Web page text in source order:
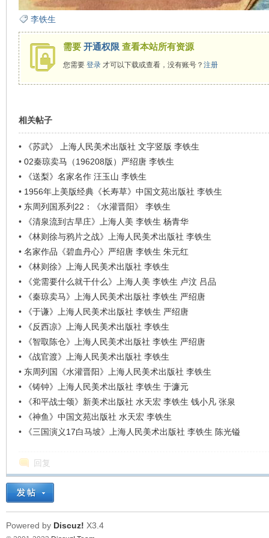
李铁生
需要 开通权限 查看本站所有资源
您需要 登录才可以下载或查看，没有账号？ 注册
相关帖子
•
《苏武》 上海人民美术出版社 文字竖版 李铁生
• 02秦琼卖马（196208版）严绍唐 李铁生
•
《送梨》名家名作 汪玉山 李铁生
• 1956年上美版经典《长寿草》中国文苑出版社 李铁生
• 东周列国系列22：《水灌晋阳》 李铁生
•
《清泉流到古旱庄》上海人美 李铁生 杨青华
•
《林则徐与鸦片之战》上海人民美术出版社 李铁生
• 名家作品《碧血丹心》严绍唐 李铁生 朱元红
•
《林则徐》上海人民美术出版社 李铁生
•
《党需要什么就干什么》上海人美 李铁生 卢汶 吕品
•
《秦琼卖马》上海人民美术出版社 李铁生 严绍唐
•
《于谦》上海人民美术出版社 李铁生 严绍唐
•
《反西凉》上海人民美术出版社 李铁生
•
《智取陈仓》上海人民美术出版社 李铁生 严绍唐
•
《战官渡》上海人民美术出版社 李铁生
• 东周列国《水灌晋阳》上海人民美术出版社 李铁生
•
《铸钟》上海人民美术出版社 李铁生 于濂元
•
《和平战士颂》新美术出版社 水天宏 李铁生 钱小凡 张泉
•
《神鱼》中国文苑出版社 水天宏 李铁生
•
《三国演义17白马坡》上海人民美术出版社 李铁生 陈光镒
回复
Powered by Discuz! X3.4